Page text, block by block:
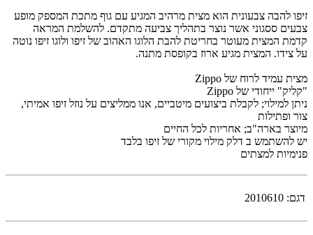
זיפו להבה צבעונית הוא מצית מרהיב המגיע עם גוף מתכת המספק מופע
צבעים ססגוני אשר נוצר בתהליך צביעה מתקדם. להשלמת המראה
קדמת המצית מעוטר בחריטת להבת הלוגו האהוב של זיפו ולוגו זיפו נוטה
על צידו. המצית מגיע ארוז בקופסת מתנה.
מצית עמיד לרוח של Zippo
"קליק" ייחודי של Zippo
ניתן למילוי; לקבלת ביצועים מיטביים, אנו ממליצים על נוזל זיפו אמיתי,
צור ופתילות
מיוצר בארה"ב; אחריות לכל החיים
יש להשתמש ב דלק מילוי מקורי של זיפו בלבד
פנימיות למצתים
דגם: 2010610